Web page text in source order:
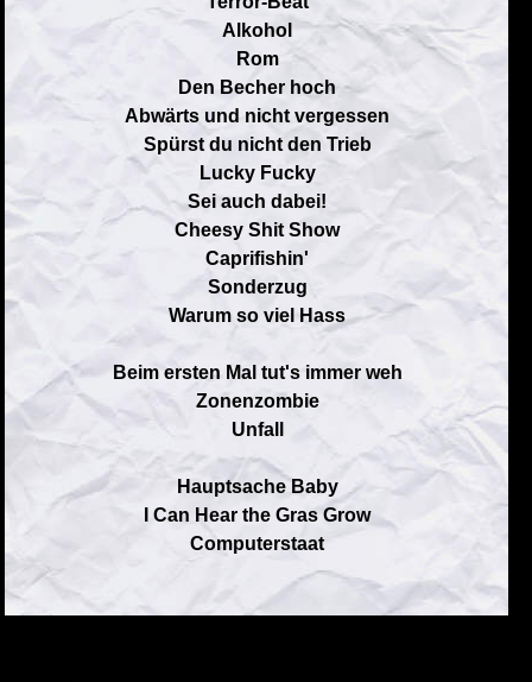
Alkohol
Rom
Den Becher hoch
Abwärts und nicht vergessen
Spürst du nicht den Trieb
Lucky Fucky
Sei auch dabei!
Cheesy Shit Show
Caprifishin'
Sonderzug
Warum so viel Hass
Beim ersten Mal tut's immer weh
Zonenzombie
Unfall
Hauptsache Baby
I Can Hear the Gras Grow
Computerstaat